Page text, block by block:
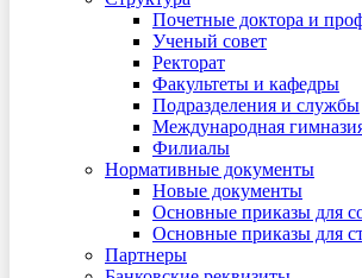
Почетные доктора и
Ученый совет
Ректорат
Факультеты и кафедры
Подразделения и службы
Международная
Филиалы
Нормативные документы
Новые документы
Основные приказы для
Основные приказы для
Партнеры